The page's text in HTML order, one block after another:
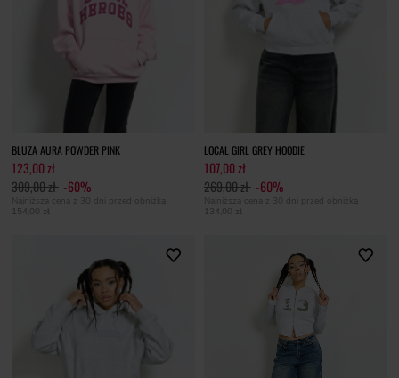
BLUZA AURA POWDER PINK
123,00 zł
309,00 zł -60%
Najniższa cena z 30 dni przed obniżką
154,00 zł
LOCAL GIRL GREY HOODIE
107,00 zł
269,00 zł -60%
Najniższa cena z 30 dni przed obniżką
134,00 zł